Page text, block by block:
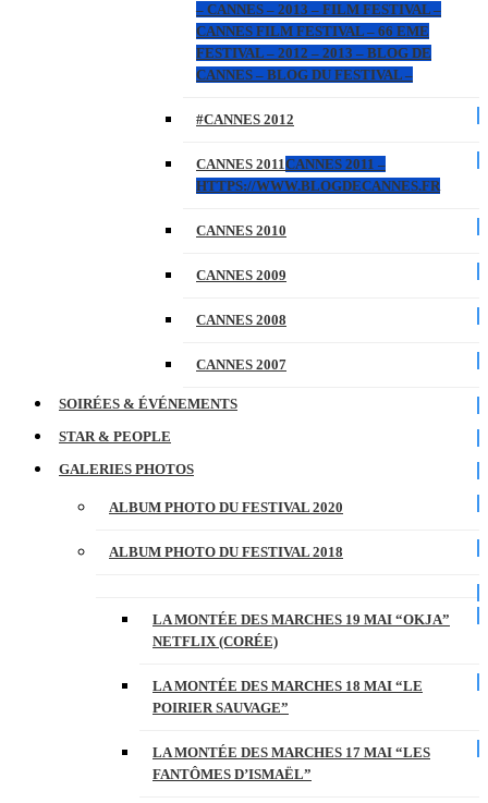
– CANNES – 2013 – FILM FESTIVAL –
CANNES FILM FESTIVAL – 66 EME
FESTIVAL – 2012 – 2013 – BLOG DE
CANNES – BLOG DU FESTIVAL –
#CANNES 2012
CANNES 2011CANNES 2011 –
HTTPS://WWW.BLOGDECANNES.FR
CANNES 2010
CANNES 2009
CANNES 2008
CANNES 2007
SOIRÉES & ÉVÉNEMENTS
STAR & PEOPLE
GALERIES PHOTOS
ALBUM PHOTO DU FESTIVAL 2020
ALBUM PHOTO DU FESTIVAL 2018
LA MONTÉE DES MARCHES 19 MAI “OKJA”
NETFLIX (CORÉE)
LA MONTÉE DES MARCHES 18 MAI “LE
POIRIER SAUVAGE”
LA MONTÉE DES MARCHES 17 MAI “LES
FANTÔMES D’ISMAËL”